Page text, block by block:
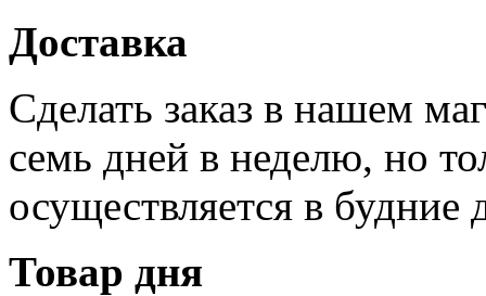
Доставка
Сделать заказ в нашем
семь дней в неделю, но
осуществляется в будние
Товар дня